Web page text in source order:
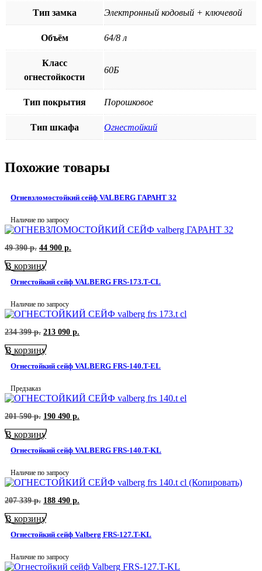
Тип замка Электронный кодовый + ключевой
Объём 64/8 л
Класс
огнестойкости
60Б
Тип покрытия Порошковое
Тип шкафа Огнестойкий
Похожие товары
Огневзломостойкий сейф VALBERG ГАРАНТ 32
Наличие по запросу
49 390р. Первоначальная
составляла
390
44 900 р.
р..
В корзину
Огнестойкий сейф VALBERG FRS-173.T-CL
Наличие по запросу
234 399р. Первоначальная
составляла
399
213 090 р.
р..
В корзину
Огнестойкий сейф VALBERG FRS-140.T-EL
Предзаказ
201 590р. Первоначальная
составляла
590
190 490 р.
р..
В корзину
Огнестойкий сейф VALBERG FRS-140.T-KL
Наличие по запросу
207 339р. Первоначальная
составляла
339
188 490 р.
р..
В корзину
Огнестойкий сейф Valberg FRS-127.T-KL
Наличие по запросу